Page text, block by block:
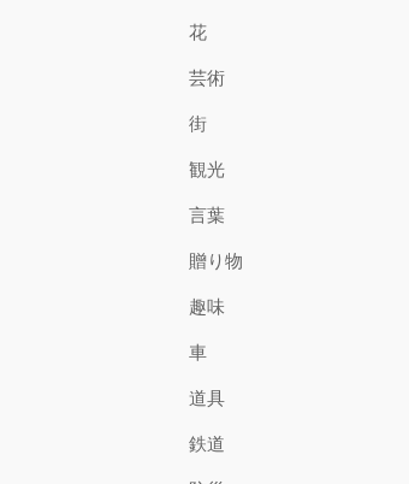
花
芸術
街
観光
言葉
贈り物
趣味
車
道具
鉄道